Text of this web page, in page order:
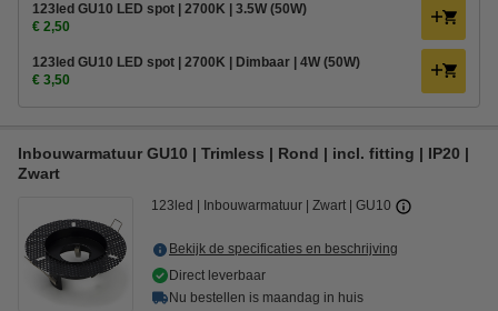
123led GU10 LED spot | 2700K | 3.5W (50W)
€ 2,50
123led GU10 LED spot | 2700K | Dimbaar | 4W (50W)
€ 3,50
Inbouwarmatuur GU10 | Trimless | Rond | incl. fitting | IP20 |
Zwart
123led Inbouwarmatuur Zwart GU10
Bekijk de specificaties en beschrijving
Direct leverbaar
Nu bestellen is maandag in huis